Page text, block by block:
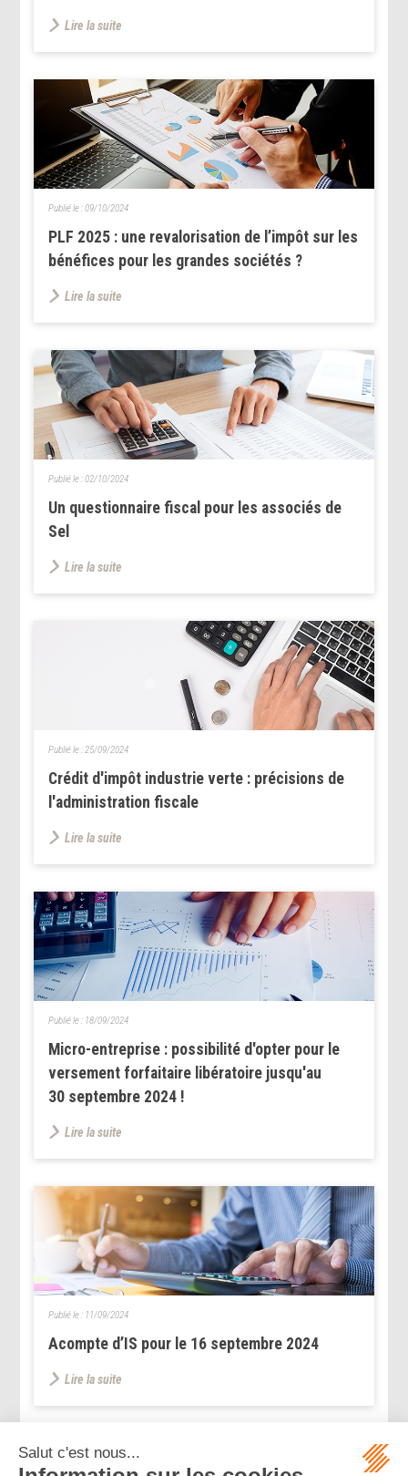
Lire la suite
PLF 2025 : une revalorisation de l’impôt sur les
bénéfices pour les grandes sociétés ?
Publié le :09/10/2024
Lire la suite
Un questionnaire fiscal pour les associés de
Sel
Publié le :02/10/2024
Lire la suite
Crédit d'impôt industrie verte : précisions de
l'administration fiscale
Publié le : 25/09/2024
Lire la suite
Micro-entreprise : possibilité d'opter pour le
versement forfaitaire libératoire jusqu'au
30 septembre 2024 !
Publié le : 18/09/2024
Lire la suite
Acompte d’IS pour le 16 septembre 2024
Publié le : 11/09/2024
Lire la suite
<< < ...